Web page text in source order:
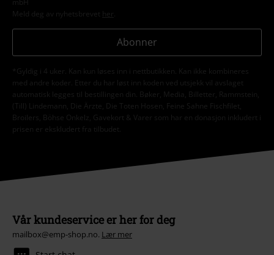
mbH
Meld deg av nyhetsbrevet her
Abonner
*Gyldig i 4 uker. Kan kun løses inn i nettbutikken. Kan ikke kombineres
med andre koder. Etter du har løst inn koden ved utsjekk vil avslaget
automatisk legges til bestillingen din. Bøker, Media, Billetter, Rammstein,
(Till) Lindemann, Die Ärzte, Die Toten Hosen, Feine Sahne Fischfilet,
Broilers, Böhse Onkelz, Gavekort & Varer som har en donasjon inkludert i
prisen er ekskludert fra tilbudet.
Vår kundeservice er her for deg
mailbox@emp-shop.no. Lær mer